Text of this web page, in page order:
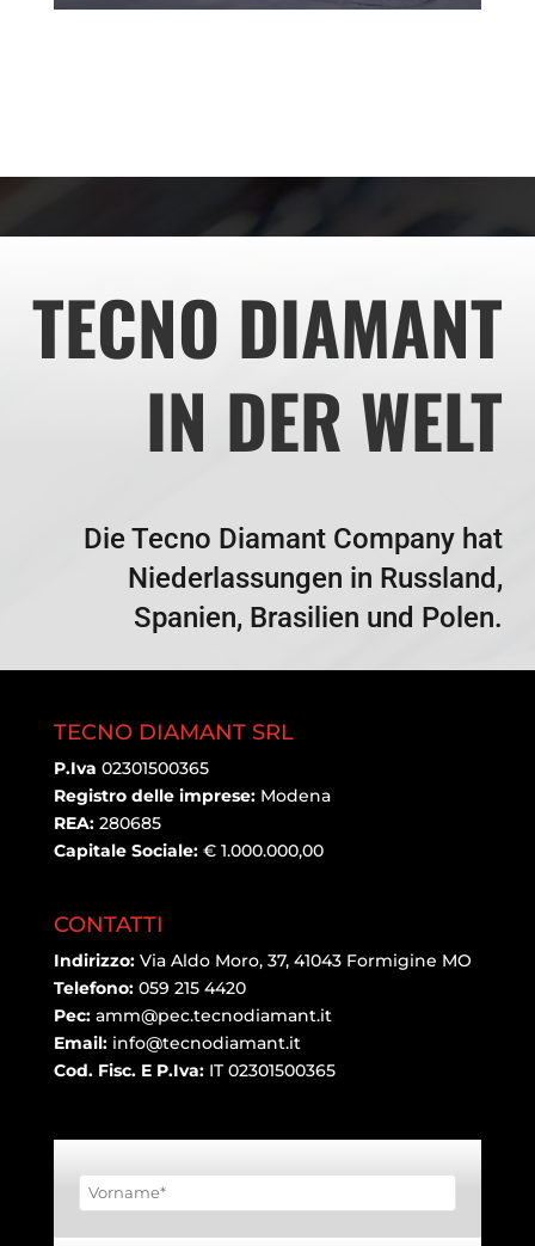
TECNO DIAMANT
IN DER WELT
Die Tecno Diamant Company hat
Niederlassungen in Russland,
Spanien, Brasilien und Polen.
TECNO DIAMANT SRL
P.Iva 02301500365
Registro delle imprese:Modena
REA:280685
Capitale Sociale: € 1.000.000,00
CONTATTI
Indirizzo: Via Aldo Moro, 37, 41043 Formigine MO
Telefono: 059 215 4420
Pec: amm@pec.tecnodiamant.it
Email: info@tecnodiamant.it
Cod. Fisc. E P.Iva:IT 02301500365